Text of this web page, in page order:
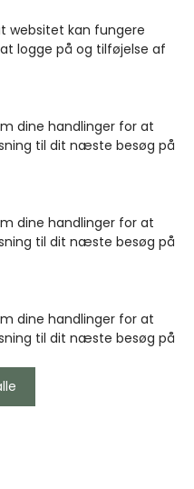
websitet kan fungere
logge på og tilføjelse af
dine handlinger for at
til dit næste besøg på
dine handlinger for at
til dit næste besøg på
dine handlinger for at
til dit næste besøg på